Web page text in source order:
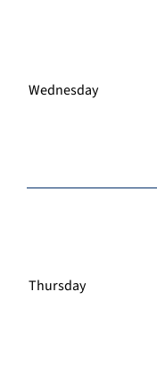
Wednesday
Thursday